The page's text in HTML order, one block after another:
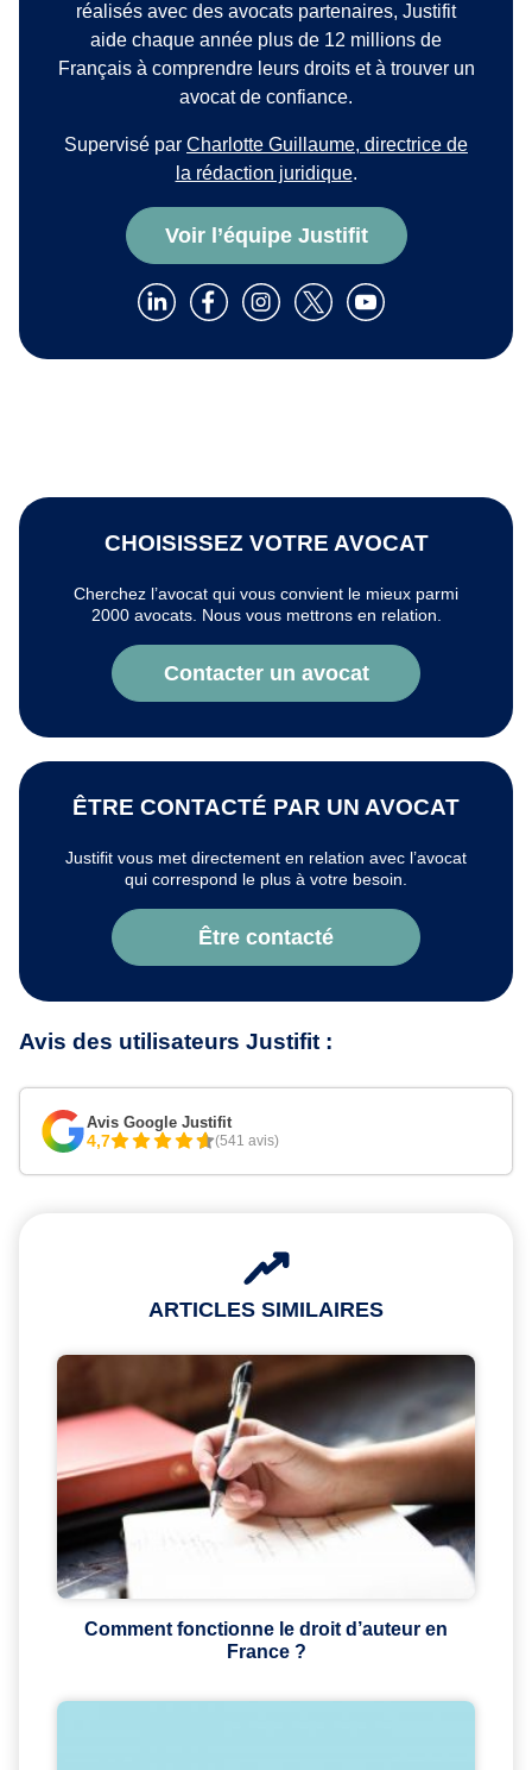
réalisés avec des avocats partenaires, Justifit
aide chaque année plus de 12 millions de
Français à comprendre leurs droits et à trouver un
avocat de confiance.
Supervisé par Charlotte Guillaume, directrice de
la rédaction juridique.
Voir l’équipe Justifit
CHOISISSEZ VOTRE AVOCAT
Cherchez l’avocat qui vous convient le mieux parmi
2000 avocats. Nous vous mettrons en relation.
Contacter un avocat
ÊTRE CONTACTÉ PAR UN AVOCAT
Justifit vous met directement en relation avec l’avocat
qui correspond le plus à votre besoin.
Être contacté
Avis des utilisateurs Justifit :
Avis Google Justifit
4,7 (541 avis)
ARTICLES SIMILAIRES
Comment fonctionne le droit d’auteur en
France ?